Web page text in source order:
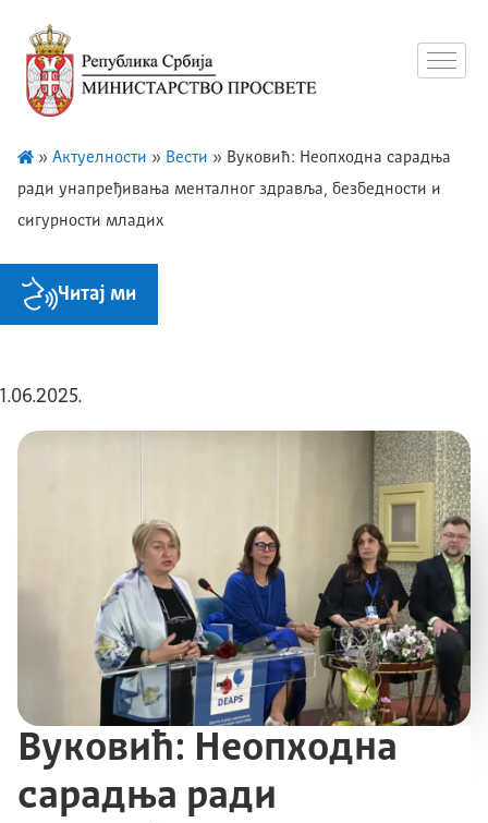
» Актуелности » Вести » Вуковић: Неопходна сарадња
ради унапређивања менталног здравља, безбедности и
сигурности младих
Читај ми
1.06.2025.
Вуковић: Неопходна
сарадња ради